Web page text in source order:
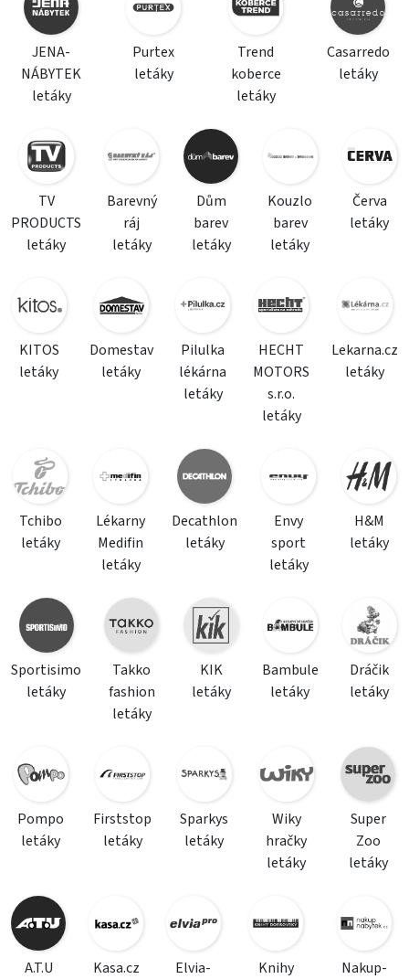
JENA-
NÁBYTEK
letáky
Purtex
letáky
Trend
koberce
letáky
Casarredo
letáky
TV
PRODUCTS
letáky
Barevný
ráj
letáky
Dům
barev
letáky
Kouzlo
barev
letáky
Červa
letáky
KITOS
letáky
Domestav
letáky
Pilulka
lékárna
letáky
HECHT
MOTORS
s.r.o.
letáky
Lekarna.cz
letáky
Tchibo
letáky
Lékarny
Medifin
letáky
Decathlon
letáky
Envy
sport
letáky
H&M
letáky
Sportisimo
letáky
Takko
fashion
letáky
KIK
letáky
Bambule
letáky
Dráčik
letáky
Pompo
letáky
Firststop
letáky
Sparkys
letáky
Wiky
hračky
letáky
Super
Zoo
letáky
A.T.U
Kasa.cz
Elvia-
Knihy
Nakup-